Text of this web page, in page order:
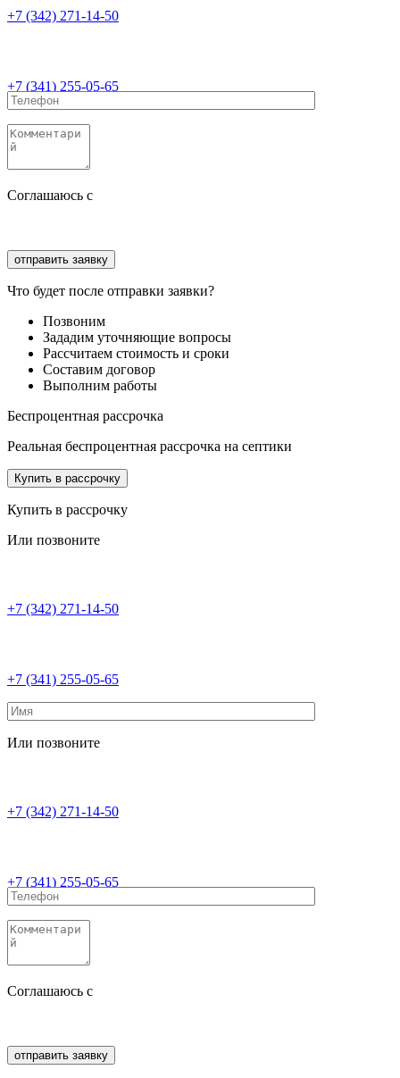
+7 (342) 271-14-50
+7 (341) 255-05-65
Соглашаюсь с
Что будет после отправки заявки?
Позвоним
Зададим уточняющие вопросы
Рассчитаем стоимость и сроки
Составим договор
Выполним работы
Беспроцентная рассрочка
Реальная беспроцентная рассрочка на септики
Купить в рассрочку
Купить в рассрочку
Или позвоните
+7 (342) 271-14-50
+7 (341) 255-05-65
Или позвоните
+7 (342) 271-14-50
+7 (341) 255-05-65
Соглашаюсь с